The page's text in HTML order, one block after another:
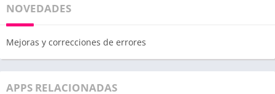
NOVEDADES
Mejoras y correcciones de errores
APPS RELACIONADAS